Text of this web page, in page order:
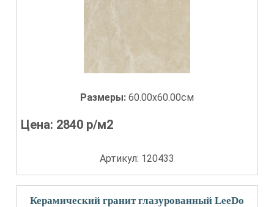
Размеры: 60.00x60.00см
Цена: 2840 р/м2
Артикул: 120433
Керамический гранит глазурованный LeeDo